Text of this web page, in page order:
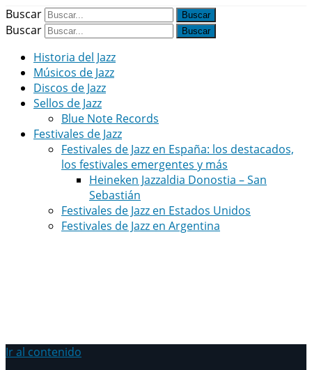
Buscar
Buscar
Historia del Jazz
Músicos de Jazz
Discos de Jazz
Sellos de Jazz
Blue Note Records
Festivales de Jazz
Festivales de Jazz en España: los destacados,
los festivales emergentes y más
Heineken Jazzaldia Donostia – San
Sebastián
Festivales de Jazz en Estados Unidos
Festivales de Jazz en Argentina
Ir al contenido